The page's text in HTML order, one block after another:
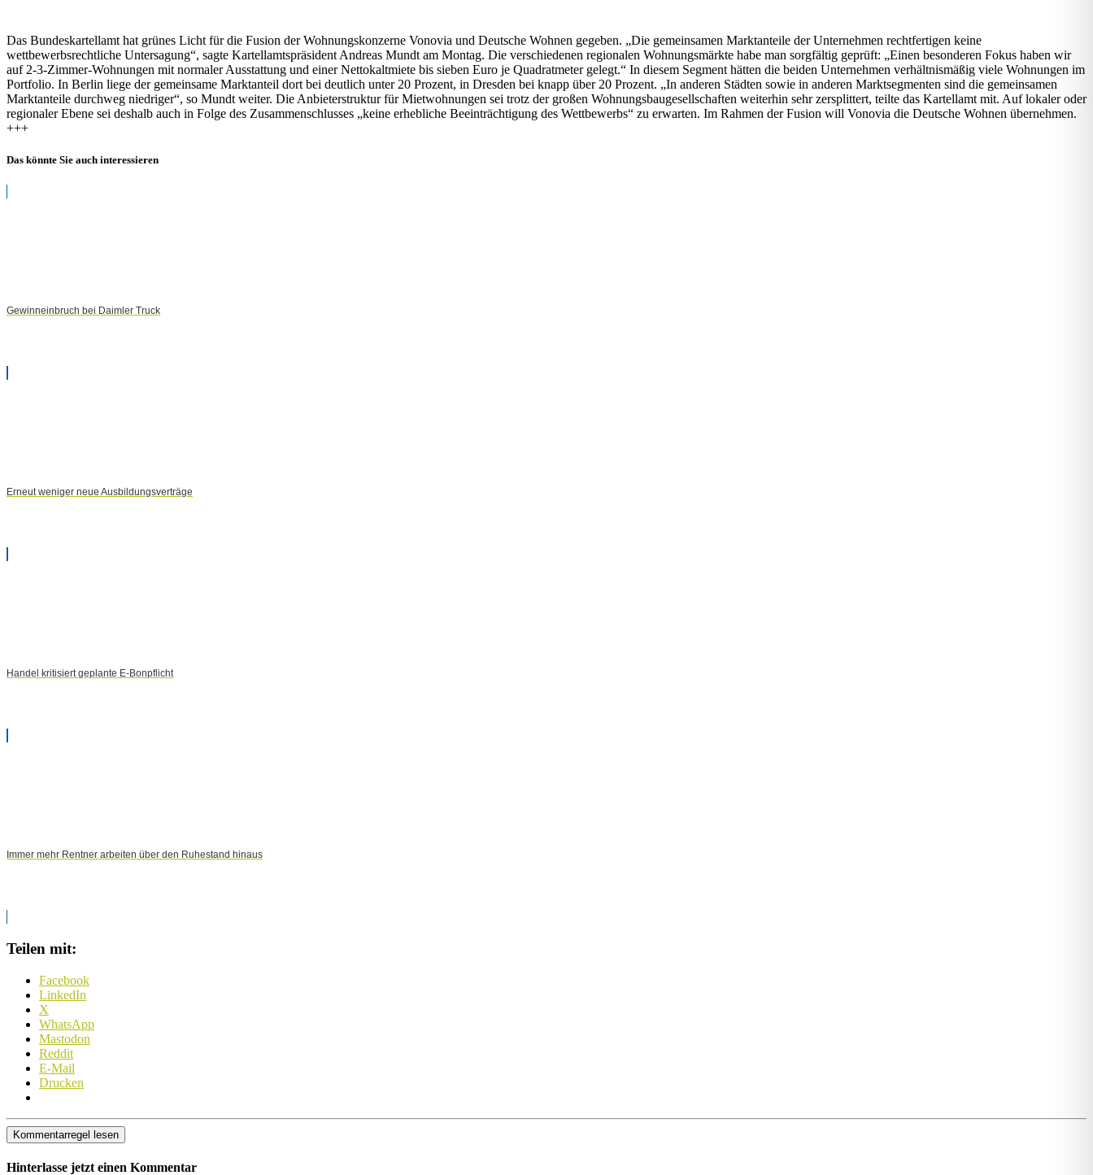
Das Bundeskartellamt hat grünes Licht für die Fusion der Wohnungskonzerne Vonovia und Deutsche Wohnen gegeben. „Die gemeinsamen Marktanteile der Unternehmen rechtfertigen keine
wettbewerbsrechtliche Untersagung“, sagte Kartellamtspräsident Andreas Mundt am Montag. Die verschiedenen regionalen Wohnungsmärkte habe man sorgfältig geprüft: „Einen besonderen Fokus haben wir
auf 2-3-Zimmer-Wohnungen mit normaler Ausstattung und einer Nettokaltmiete bis sieben Euro je Quadratmeter gelegt.“ In diesem Segment hätten die beiden Unternehmen verhältnismäßig viele Wohnungen im
Portfolio. In Berlin liege der gemeinsame Marktanteil dort bei deutlich unter 20 Prozent, in Dresden bei knapp über 20 Prozent. „In anderen Städten sowie in anderen Marktsegmenten sind die gemeinsamen
Marktanteile durchweg niedriger“, so Mundt weiter. Die Anbieterstruktur für Mietwohnungen sei trotz der großen Wohnungsbaugesellschaften weiterhin sehr zersplittert, teilte das Kartellamt mit. Auf lokaler oder
regionaler Ebene sei deshalb auch in Folge des Zusammenschlusses „keine erhebliche Beeinträchtigung des Wettbewerbs“ zu erwarten. Im Rahmen der Fusion will Vonovia die Deutsche Wohnen übernehmen.
+++
Das könnte Sie auch interessieren
Gewinneinbruch bei Daimler Truck
Erneut weniger neue Ausbildungsverträge
Handel kritisiert geplante E-Bonpflicht
Immer mehr Rentner arbeiten über den Ruhestand hinaus
Teilen mit:
Facebook
LinkedIn
X
WhatsApp
Mastodon
Reddit
E-Mail
Drucken
Kommentarregel lesen
Hinterlasse jetzt einen Kommentar